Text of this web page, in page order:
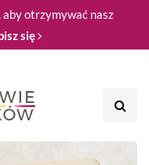
aby otrzymywać nasz
się